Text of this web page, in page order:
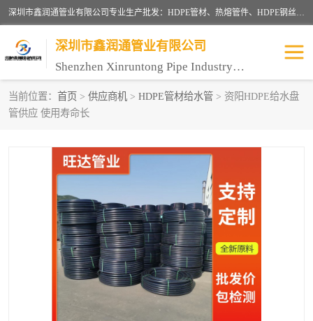
深圳市鑫润通管业有限公司专业生产批发：HDPE管材、热熔管件、HDPE钢丝骨架管、电熔管件、HDPE双壁波纹管、MPP电力管、井盖、PVC管材管件、PPR管材管件等；公司自创建以来，始终秉承“团结、务实、创新、守信”的服务宗旨，凭借专业的服务以及多年的勤奋拼搏，发展成为一家专业销售各种管材管件，绝缘电工套管及配件等系列产品的贸易公司。
深圳市鑫润通管业有限公司
Shenzhen Xinruntong Pipe Industry Co., Ltd
当前位置： 首页 > 供应商机 > HDPE管材给水管 > 资阳HDPE给水盘
管供应 使用寿命长
HDPE管材给水管
HDPE双壁波纹管 HDPE电力通讯管
MPP电力通信管
联塑PVC管 联塑PPR管
联塑PE管 联塑家装红蓝线管